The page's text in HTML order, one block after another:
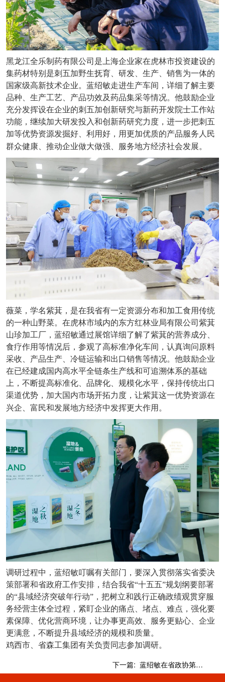
黑龙江全乐制药有限公司是上海企业家在虎林市投资建设的
集药材特别是刺五加野生抚育、研发、生产、销售为一体的
国家级高新技术企业。蓝绍敏走进生产车间，详细了解主要
品种、生产工艺、产品功效及药品集采等情况。他鼓励企业
充分发挥设在企业的刺五加创新研究与新药开发院士工作站
功能，继续加大研发投入和创新药研究力度，进一步把刺五
加等优势资源发掘好、利用好，用更加优质的产品服务人民
群众健康、推动企业做大做强、服务地方经济社会发展。
薇菜，学名紫萁，是在我省有一定资源分布和加工食用传统
的一种山野菜。在虎林市域内的东方红林业局有限公司紫萁
山珍加工厂，蓝绍敏通过展馆详细了解了紫萁的营养成分、
食疗作用等情况后，参观了高标准净化车间，认真询问原料
采收、产品生产、冷链运输和出口销售等情况。他鼓励企业
在已经建成国内高水平全链条生产线和可追溯体系的基础
上，不断提高标准化、品牌化、规模化水平，保持传统出口
渠道优势，加大国内市场开拓力度，让紫萁这一优势资源在
兴企、富民和发展地方经济中发挥更大作用。
调研过程中，蓝绍敏叮嘱有关部门，要深入贯彻落实省委决
策部署和省政府工作安排，结合我省“十五五”规划纲要部署
的“县域经济突破年行动”，把树立和践行正确政绩观贯穿服
务经营主体全过程，紧盯企业的痛点、堵点、难点，强化要
素保障、优化营商环境，让办事更高效、服务更贴心、企业
更满意，不断提升县域经济的规模和质量。
鸡西市、省森工集团有关负责同志参加调研。
下一篇: 蓝绍敏在省政协第十三期企业家委员优化营商环境建言资政沙龙上强调坚持企业需求导向 提升政务服务供给效能